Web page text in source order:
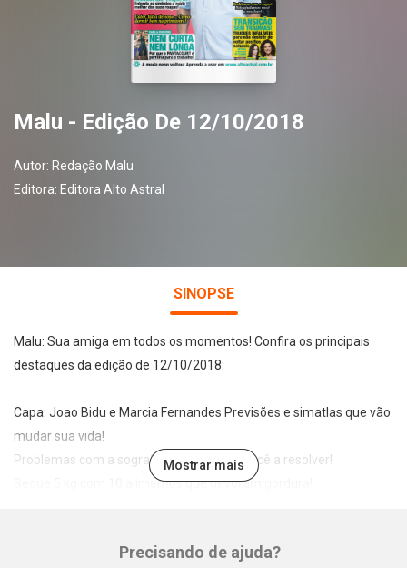
Malu - Edição De 12/10/2018
Autor: Redação Malu
Editora: Editora Alto Astral
SINOPSE
Malu: Sua amiga em todos os momentos! Confira os principais
destaques da edição de 12/10/2018:
Capa: Joao Bidu e Marcia Fernandes Previsões e simatIas que vão
mudar sua vida!
Problemas com a sogra? Nós ajudamos você a resolver!
Seque 5 kg com 10 alimentos que devoram gordura!
Manual das etiquetas: Entenda os símbolos e cuide melhor das
Mostrar mais
Precisando de ajuda?
Facebook Twitter